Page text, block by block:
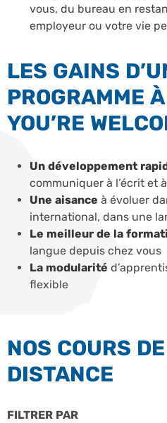
vous, du bureau en
employeur ou votre vie
LES GAINS
PROGRAMME
YOU’RE
Un développement
communiquer à l’écrit et à
Une aisance à évoluer
international, dans une
Le meilleur de la
langue depuis chez vous
La modularité
flexible
NOS COURS
DISTANCE
FILTRER PAR